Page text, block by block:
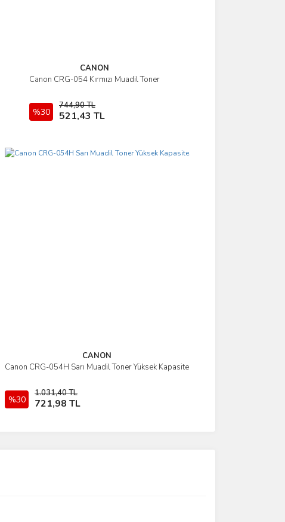
CANON
Canon CRG-054 Kırmızı Muadil Toner
%30
744,90 TL
521,43 TL
İncele
Sepete Ekle
CANON
Canon CRG-054H Sarı Muadil Toner Yüksek Kapasite
%30
1.031,40 TL
721,98 TL
İncele